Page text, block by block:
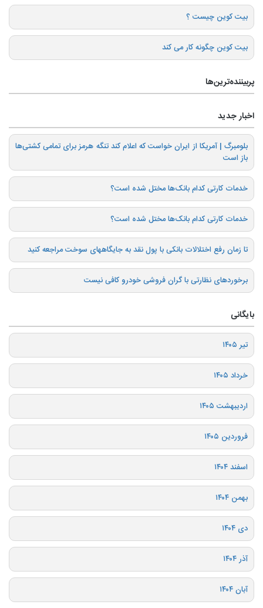
بیت کوین چیست ؟
بیت کوین چگونه کار می کند
پربیننده‌ترین‌ها
اخبار جدید
بلومبرگ | آمریکا از ایران خواست که اعلام کند تنگه هرمز برای تمامی کشتی‌ها
باز است
خدمات کارتی کدام بانک‌ها مختل شده است؟
خدمات کارتی کدام بانک‌ها مختل شده است؟
تا زمان رفع اختلالات بانکی با پول نقد به جایگاههای سوخت مراجعه کنید
برخوردهای نظارتی با گران فروشی خودرو کافی نیست
بایگانی
تیر ۱۴۰۵
خرداد ۱۴۰۵
اردیبهشت ۱۴۰۵
فروردین ۱۴۰۵
اسفند ۱۴۰۴
بهمن ۱۴۰۴
دی ۱۴۰۴
آذر ۱۴۰۴
آبان ۱۴۰۴